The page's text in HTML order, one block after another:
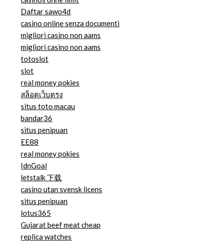
Daftar sawo4d
casino online senza documenti
migliori casino non aams
migliori casino non aams
totoslot
slot
real money pokies
สล็อตเว็บตรง
situs toto macau
bandar36
situs penipuan
EE88
real money pokies
IdnGoal
letstalk 下载
casino utan svensk licens
situs penipuan
lotus365
Gujarat beef meat cheap
replica watches